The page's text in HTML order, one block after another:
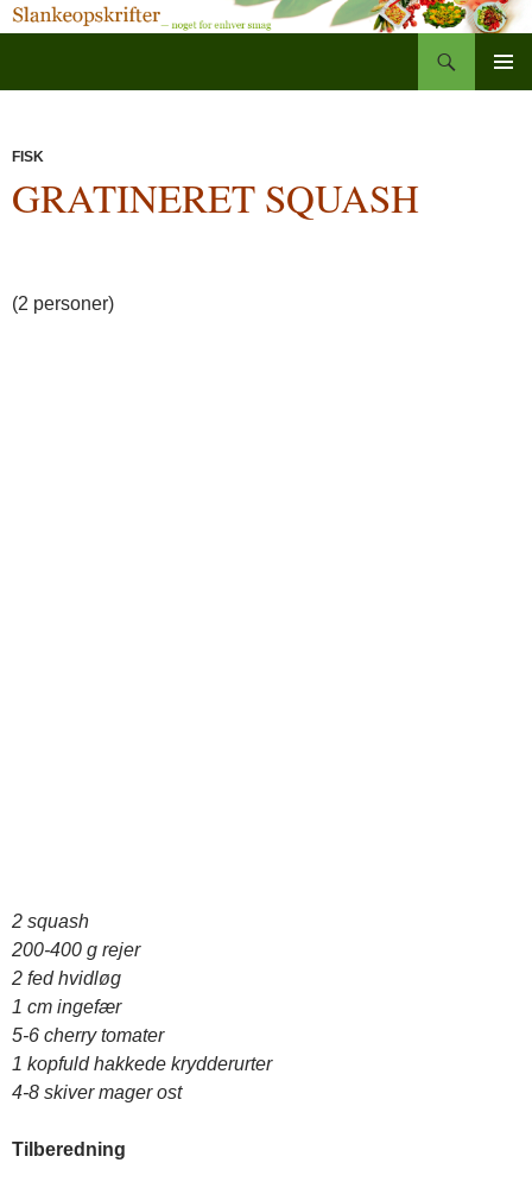
FISK
GRATINERET SQUASH
(2 personer)
2 squash
200-400 g rejer
2 fed hvidløg
1 cm ingefær
5-6 cherry tomater
1 kopfuld hakkede krydderurter
4-8 skiver mager ost
Tilberedning